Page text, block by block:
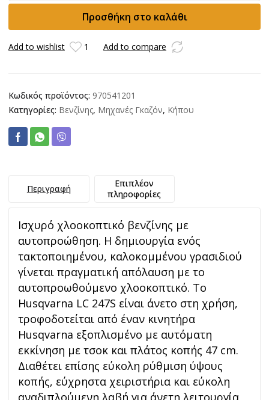
Husqvarna
ποσότητα
Προσθήκη στο καλάθι
Add to wishlist 1 Add to compare
Κωδικός προϊόντος: 970541201
Κατηγορίες: Βενζίνης, Μηχανές Γκαζόν, Κήπου
Περιγραφή
Επιπλέον
πληροφορίες
Ισχυρό χλοοκοπτικό βενζίνης με
αυτοπροώθηση. Η δημιουργία ενός
τακτοποιημένου, καλοκομμένου γρασιδιού
γίνεται πραγματική απόλαυση με το
αυτοπροωθούμενο χλοοκοπτικό. Το
Husqvarna LC 247S είναι άνετο στη χρήση,
τροφοδοτείται από έναν κινητήρα
Husqvarna εξοπλισμένο με αυτόματη
εκκίνηση με τσοκ και πλάτος κοπής 47 cm.
Διαθέτει επίσης εύκολη ρύθμιση ύψους
κοπής, εύχρηστα χειριστήρια και εύκολη
αναδιπλούμενη λαβή για άνετη λειτουργία